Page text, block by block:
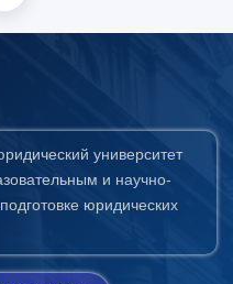
университет
и научно-
юридических